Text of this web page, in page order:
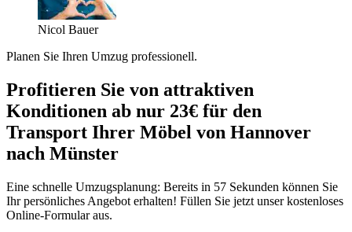
Nicol Bauer
Planen Sie Ihren Umzug professionell.
Profitieren Sie von attraktiven
Konditionen ab nur 23€ für den
Transport Ihrer Möbel von Hannover
nach Münster
Eine schnelle Umzugsplanung: Bereits in 57 Sekunden können Sie
Ihr persönliches Angebot erhalten! Füllen Sie jetzt unser kostenloses
Online-Formular aus.